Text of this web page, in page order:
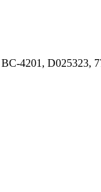
4201, D025323,